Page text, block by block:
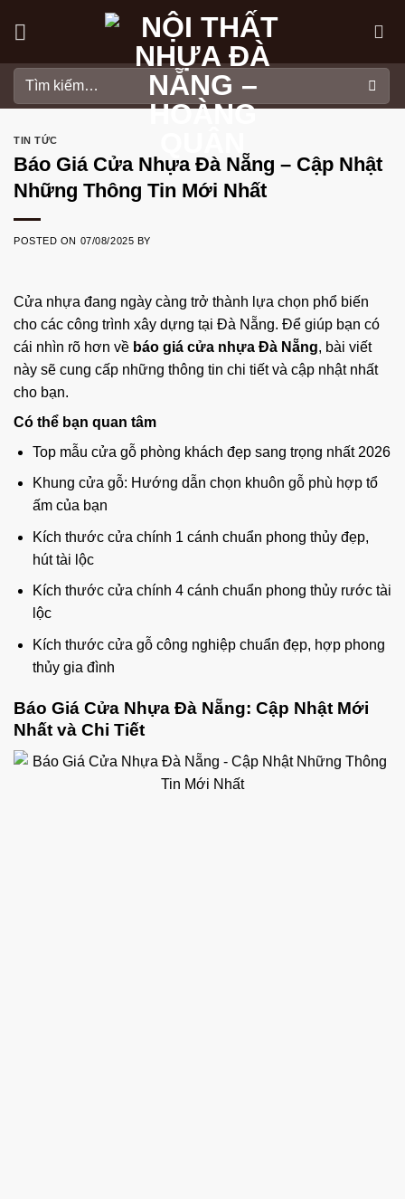
kiếm:
TIN TỨC
Báo Giá Cửa Nhựa Đà Nẵng – Cập Nhật
Những Thông Tin Mới Nhất
POSTED ON 07/08/2025 BY
Cửa nhựa đang ngày càng trở thành lựa chọn phổ biến
cho các công trình xây dựng tại Đà Nẵng. Để giúp bạn có
cái nhìn rõ hơn về báo giá cửa nhựa Đà Nẵng, bài viết
này sẽ cung cấp những thông tin chi tiết và cập nhật nhất
cho bạn.
Có thể bạn quan tâm
Top mẫu cửa gỗ phòng khách đẹp sang trọng nhất 2026
Khung cửa gỗ: Hướng dẫn chọn khuôn gỗ phù hợp tổ
ấm của bạn
Kích thước cửa chính 1 cánh chuẩn phong thủy đẹp,
hút tài lộc
Kích thước cửa chính 4 cánh chuẩn phong thủy rước tài
lộc
Kích thước cửa gỗ công nghiệp chuẩn đẹp, hợp phong
thủy gia đình
Báo Giá Cửa Nhựa Đà Nẵng: Cập Nhật Mới
Nhất và Chi Tiết